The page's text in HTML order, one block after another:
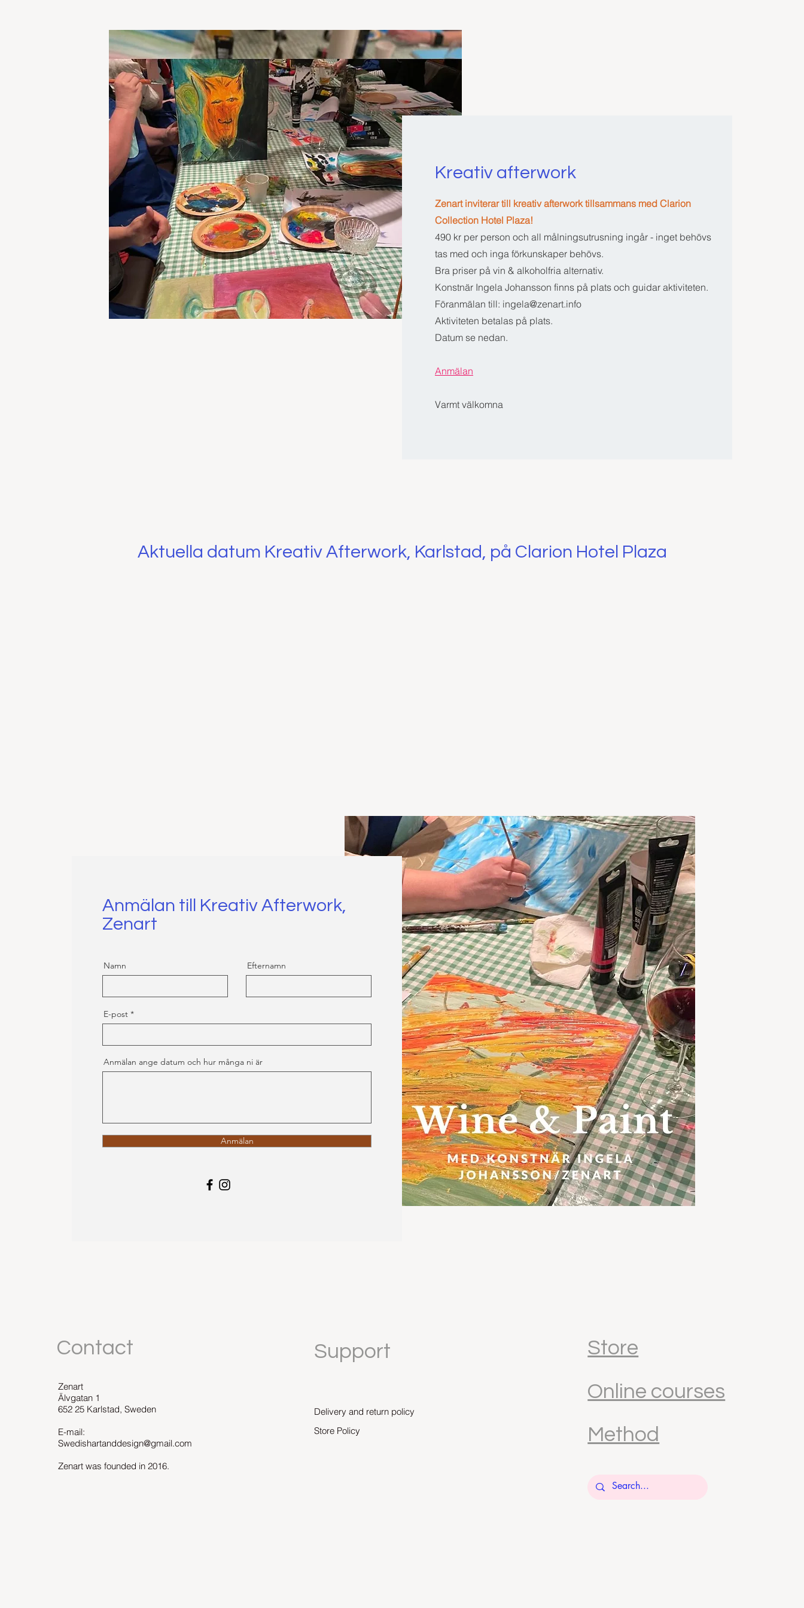
Kreativ afterwork
Zenart inviterar till kreativ afterwork tillsammans med Clarion
Collection Hotel Plaza!
490 kr per person och all målningsutrusning ingår - inget behövs
tas med och inga förkunskaper behövs.
Bra priser på vin & alkoholfria alternativ.
Konstnär Ingela Johansson finns på plats och guidar aktiviteten.
Föranmälan till: ingela@zenart.info
Aktiviteten betalas på plats.
Datum se nedan.
Anmälan
Varmt välkomna
Aktuella datum Kreativ Afterwork, Karlstad, på Clarion Hotel Plaza
Anmälan till Kreativ Afterwork,
Zenart
Namn Efternamn
E-post
Anmälan ange datum och hur många ni är
Anmälan
Contact
Zenart
Älvgatan 1
652 25 Karlstad, Sweden
E-mail:
Swedishartanddesign@gmail.com
Zenart was founded in 2016.
Support
Delivery and return policy
Store Policy
Store
Online courses
Method